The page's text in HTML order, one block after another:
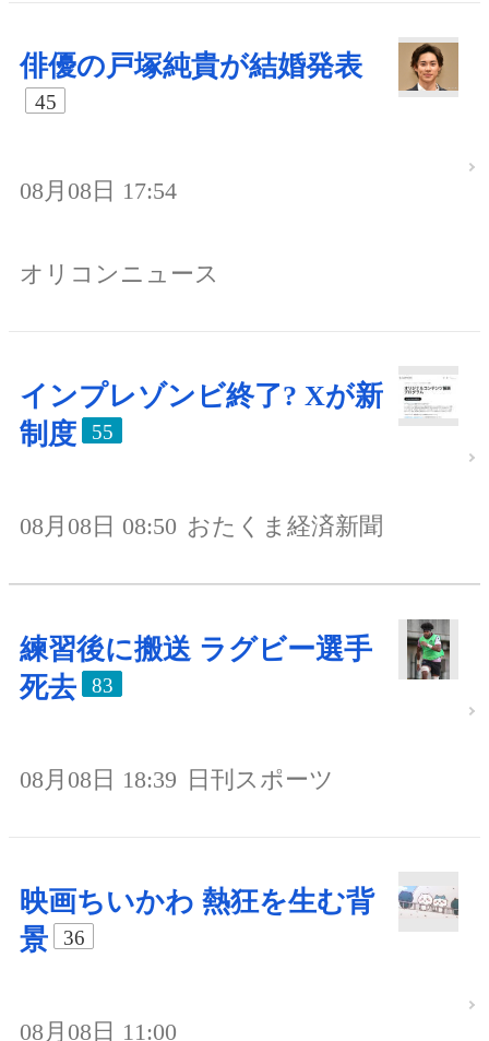
俳優の戸塚純貴が結婚発表
45
08月08日 17:54
オリコンニュース
インプレゾンビ終了? Xが新
制度
55
08月08日 08:50 おたくま経済新聞
練習後に搬送 ラグビー選手
死去
83
08月08日 18:39 日刊スポーツ
映画ちいかわ 熱狂を生む背
景
36
08月08日 11:00